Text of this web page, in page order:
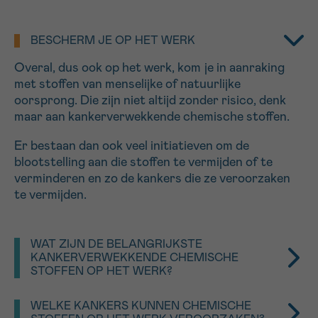
BESCHERM JE OP HET WERK
Overal, dus ook op het werk, kom je in aanraking
met stoffen van menselijke of natuurlijke
oorsprong. Die zijn niet altijd zonder risico, denk
maar aan kankerverwekkende chemische stoffen.
Er bestaan dan ook veel initiatieven om de
blootstelling aan die stoffen te vermijden of te
verminderen en zo de kankers die ze veroorzaken
te vermijden.
WAT ZIJN DE BELANGRIJKSTE
KANKERVERWEKKENDE CHEMISCHE
STOFFEN OP HET WERK?
Op de werkvloer worden deze chemische stoffen
gelinkt aan een groter risico op kanker:
WELKE KANKERS KUNNEN CHEMISCHE
EMAIL
MIJN VRAAG
Ja, stuur mij de nieuwsbrief
*VERPLICHT VELD
Verder